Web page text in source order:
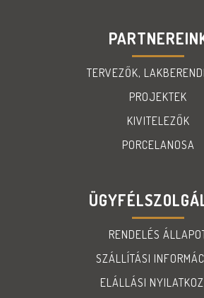
TERVEZŐK,
PROJEKTEK
KIVITELEZŐK
PORCELANOSA
RENDELÉS
SZÁLLÍTÁSI
ELÁLLÁSI